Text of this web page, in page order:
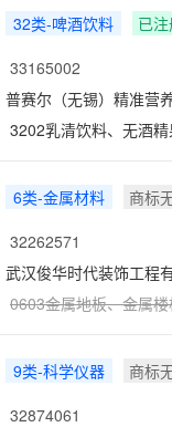
32类-啤酒饮料
已
33165002
普赛尔（无锡）精准营
3202乳清饮料、无酒精
6类-金属材料
商标
32262571
武汉俊华时代装饰工程
0603金属地板、金属
9类-科学仪器
商标
32874061